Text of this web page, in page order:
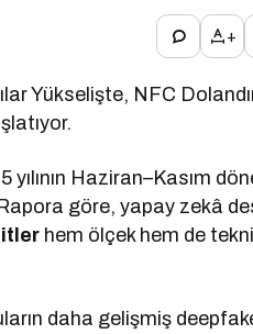
+
Yükselişte, NFC
yılının Haziran–Kasım
göre, yapay zekâ
hem ölçek hem de
daha gelişmiş